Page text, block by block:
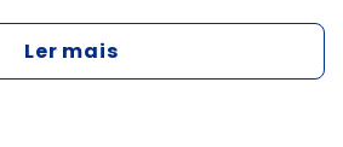
Ler mais